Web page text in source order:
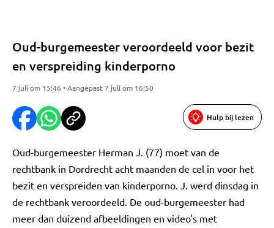
Oud-burgemeester veroordeeld voor bezit
en verspreiding kinderporno
7 juli om 15:46 • Aangepast 7 juli om 16:50
Hulp bij lezen
Oud-burgemeester Herman J. (77) moet van de
rechtbank in Dordrecht acht maanden de cel in voor het
bezit en verspreiden van kinderporno. J. werd dinsdag in
de rechtbank veroordeeld. De oud-burgemeester had
meer dan duizend afbeeldingen en video's met